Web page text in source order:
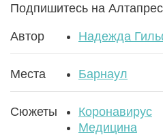
Подпишитесь на
Автор Надежда
Места Барнаул
Сюжеты
Коронавирус
Медицина